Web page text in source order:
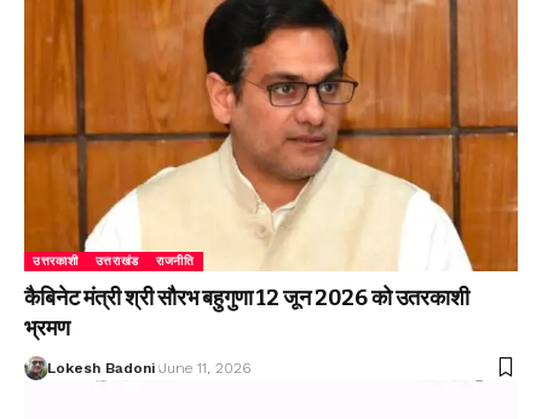
उत्तरकाशी उत्तराखंड राजनीति
कैबिनेट मंत्री श्री सौरभ बहुगुणा 12 जून 2026 को उतरकाशी
भ्रमण
Lokesh Badoni June 11, 2026